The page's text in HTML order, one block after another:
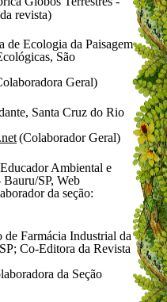
revista)
de Ecologia da Paisagem
São
Geral)
Santa Cruz do Rio
(Colaborador Geral)
Ambiental e
SP, Web
da seção:
Farmácia Industrial da
Co-Editora da Revista
da Seção